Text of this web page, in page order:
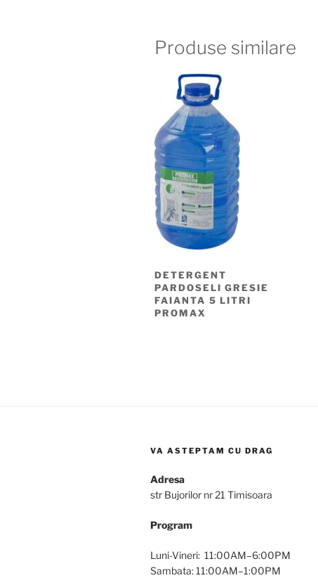
Produse similare
DETERGENT
PARDOSELI GRESIE
FAIANTA 5 LITRI
PROMAX
VA ASTEPTAM CU DRAG
Adresa
str Bujorilor nr 21 Timisoara
Program
Luni-Vineri: 11:00AM–6:00PM
Sambata: 11:00AM–1:00PM